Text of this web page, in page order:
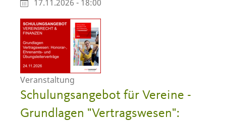
17.11.2026 - 18:00
Veranstaltung
Schulungsangebot für Vereine -
Grundlagen "Vertragswesen":